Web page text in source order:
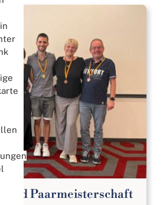
Paarmeisterschaft